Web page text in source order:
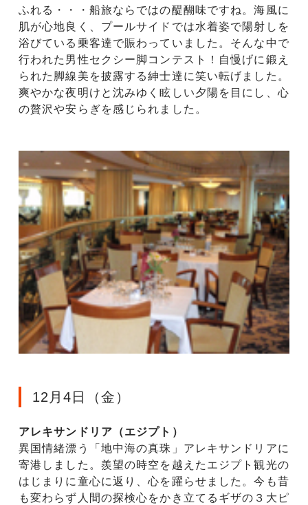
ふれる・・・船旅ならではの醍醐味ですね。海風に
肌が心地良く、プールサイドでは水着姿で陽射しを
浴びている乗客達で賑わっていました。そんな中で
行われた男性セクシー脚コンテスト！自慢げに鍛え
られた脚線美を披露する紳士達に笑い転げました。
爽やかな夜明けと沈みゆく眩しい夕陽を目にし、心
の贅沢や安らぎを感じられました。
12月4日（金）
アレキサンドリア（エジプト）
異国情緒漂う「地中海の真珠」アレキサンドリアに
寄港しました。羨望の時空を越えたエジプト観光の
はじまりに童心に返り、心を躍らせました。今も昔
も変わらず人間の探検心をかき立てるギザの３大ピ